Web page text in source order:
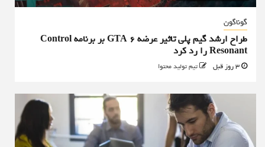
گوناگون
طراح ارشد گیم پلی تاثیر عرضه GTA 6 بر برنامه Control
Resonant را رد کرد
تیم تولید محتوا